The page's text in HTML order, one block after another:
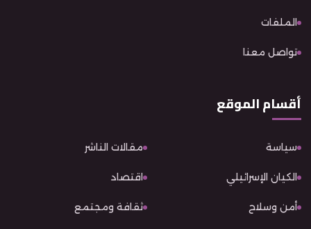
الملفات
تواصل معنا
أقسام الموقع
سياسة مقالات الناشر
الكيان الإسرائيلي اقتصاد
أمن وسلاح ثقافة ومجتمع